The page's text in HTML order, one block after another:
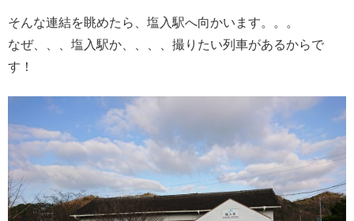
そんな連結を眺めたら、塩入駅へ向かいます。。。
なぜ、、、塩入駅か、、、、撮りたい列車があるからで
す！